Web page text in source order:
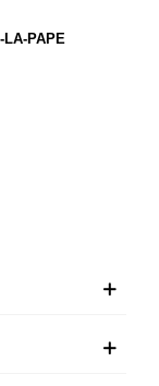
LA-PAPE